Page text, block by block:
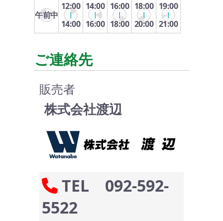
午前中
12:00
14:00
14:00
16:00
16:00
18:00
18:00
20:00
19:00
21:00
ご連絡先
販売者
株式会社渡辺
TEL 092-592-
5522